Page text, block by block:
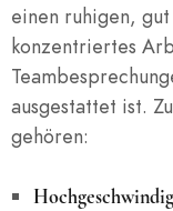
einen ruhigen,
konzentriertes
ausgestattet ist.
gehören: